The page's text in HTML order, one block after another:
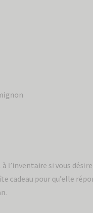
l’inventaire si vous
cadeau pour qu’elle